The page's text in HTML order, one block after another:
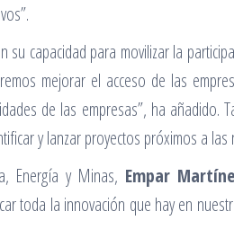
capacidad para movilizar la
mejorar el acceso de las
de las empresas”, ha añadido.
y lanzar proyectos próximos a
Energía y Minas, Empar
toda la innovación que hay en